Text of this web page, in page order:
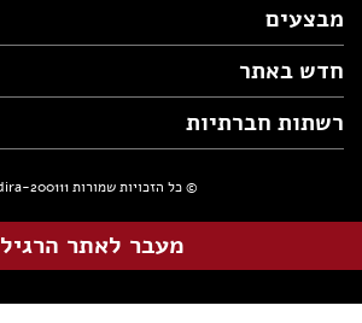
מבצעים
חדש באתר
רשתות חברתיות
© כל הזכויות שמורות Adira-200111
מעבר לאתר הרגיל